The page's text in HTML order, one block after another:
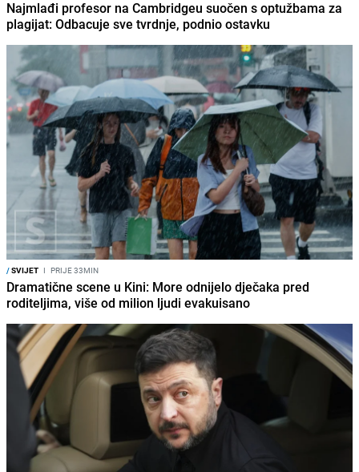
Najmlađi profesor na Cambridgeu suočen s optužbama za
plagijat: Odbacuje sve tvrdnje, podnio ostavku
/SVIJET I PRIJE 33MIN
Dramatične scene u Kini: More odnijelo dječaka pred
roditeljima, više od milion ljudi evakuisano